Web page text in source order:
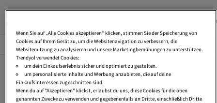
Beliebte Seiten Alles Sehen
Design Geschirrset Aufbewahrungsbox Küche
Caps Für Kleine Köpfe Kette Gold Herz
Aufbewahrungsbox Glas Tagesdecke Gesteppt
Schmuck Set Geschenk
Wenn Sie auf „Alle Cookies akzeptieren“ klicken, stimmen Sie der Speicherung von
Cookies auf Ihrem Gerät zu, um die Websitenavigation zu verbessern, die
Websitenutzung zu analysieren und unsere Marketingbemühungen zu unterstützen.
Trendyol verwendet Cookies:
um dein Einkaufserlebnis sicher und optimiert zu gestalten.
um personalisierte Inhalte und Werbung anzubieten, die auf deine
Einkaufsinteressen zugeschnitten sind.
Wenn du auf "Akzeptieren" klickst, erlaubst du uns, diese Cookies für die oben
genannten Zwecke zu verwenden und gegebenenfalls an Dritte, einschließlich Dritte